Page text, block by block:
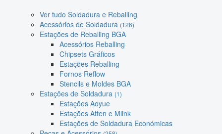
Ver tudo Soldadura e Reballing
Acessórios de Soldadura (126)
Estações de Reballing BGA
Acessórios Reballing
Chipsets Gráficos
Estações Reballing
Fornos Reflow
Stencils e Moldes BGA
Estações de Soldadura (1)
Estações Aoyue
Estações Atten e Mlink
Estações de Soldadura Económicas